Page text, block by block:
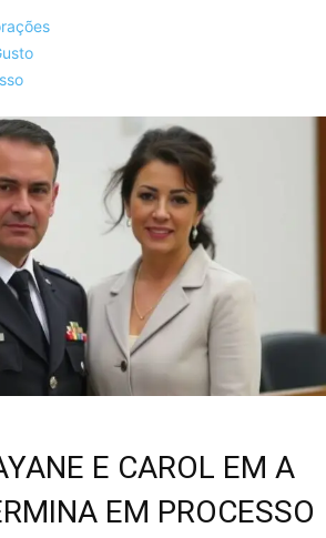
E CAROL EM A
EM PROCESSO